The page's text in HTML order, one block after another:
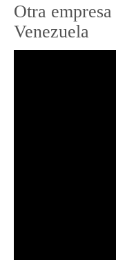
Otra
Venezuela